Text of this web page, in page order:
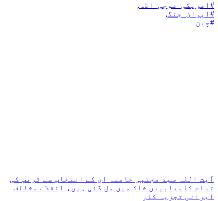
#امریکی_فوجی_اڈہ ,
#ایران_جنگ,
#چین
آیت اللہ سید مجتبی خامنہ ای کے انتخاب سے ٹرمپ کی
تمام کامیابیاں خاک میں مل گئی ہیں، انقلاب مخالف
ایرانی تجزیہ کار